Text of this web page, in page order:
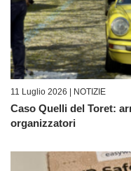
11 Luglio 2026 | NOTIZIE
Caso Quelli del Toret:
organizzatori